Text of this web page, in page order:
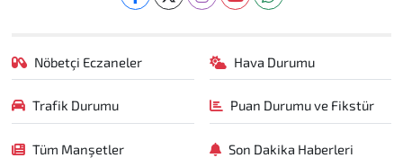
Nöbetçi Eczaneler Hava Durumu
Trafik Durumu Puan Durumu ve Fikstür
Tüm Manşetler Son Dakika Haberleri